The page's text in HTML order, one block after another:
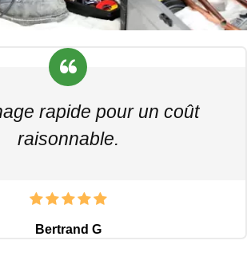
rapide pour un coût
raisonnable.
Bertrand G